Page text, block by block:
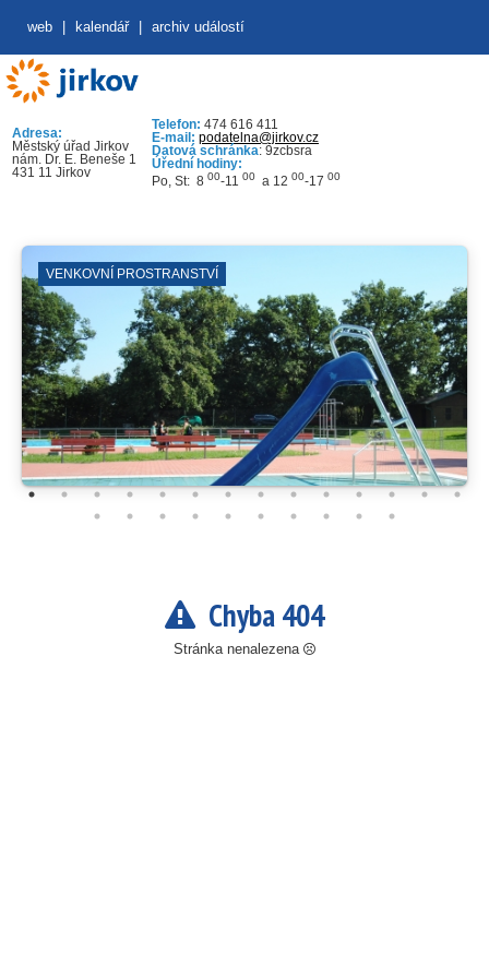
web kalendář archiv událostí
Adresa:
Městský úřad Jirkov
nám. Dr. E. Beneše 1
431 11 Jirkov
Telefon: 474 616 411
E-mail: podatelna@jirkov.cz
Datová schránka: 9zcbsra
Úřední hodiny:
Po, St: 8 00-11 00 a 12 00-17 00
VENKOVNÍ PROSTRANSTVÍ
Chyba 404
Stránka nenalezena